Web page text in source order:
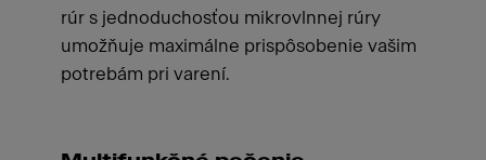
rúr s jednoduchosťou mikrovlnnej rúry
umožňuje maximálne prispôsobenie vašim
potrebám pri varení.